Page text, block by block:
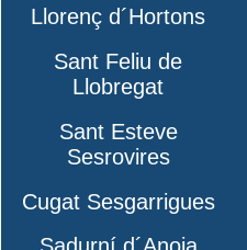
Llorenç d´Hortons
Sant Feliu de
Llobregat
Sant Esteve
Sesrovires
Cugat Sesgarrigues